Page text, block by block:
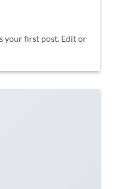
your first post. Edit or